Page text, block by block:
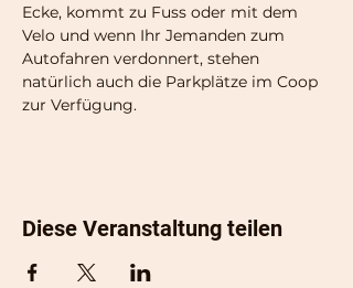
Ecke, kommt zu Fuss oder mit dem
Velo und wenn Ihr Jemanden zum
Autofahren verdonnert, stehen
natürlich auch die Parkplätze im Coop
zur Verfügung.
Diese Veranstaltung teilen